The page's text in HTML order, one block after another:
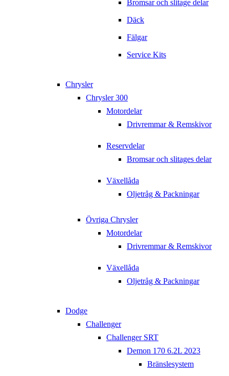
Bromsar och slitage delar
Däck
Fälgar
Service Kits
Chrysler
Chrysler 300
Motordelar
Drivremmar & Remskivor
Reservdelar
Bromsar och slitages delar
Växellåda
Oljetråg & Packningar
Övriga Chrysler
Motordelar
Drivremmar & Remskivor
Växellåda
Oljetråg & Packningar
Dodge
Challenger
Challenger SRT
Demon 170 6.2L 2023
Bränslesystem